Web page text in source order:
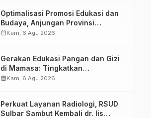
Optimalisasi Promosi Edukasi dan
Budaya, Anjungan Provinsi
Sulawesi Barat Perkuat Kolaborasi
calendar_monthKam, 6 Agu 2026
Gerakan Edukasi Pangan dan Gizi
di Mamasa: Tingkatkan
Pengetahuan dan Keterampilan
calendar_monthKam, 6 Agu 2026
Perkuat Layanan Radiologi, RSUD
Sulbar Sambut Kembali dr. Iis